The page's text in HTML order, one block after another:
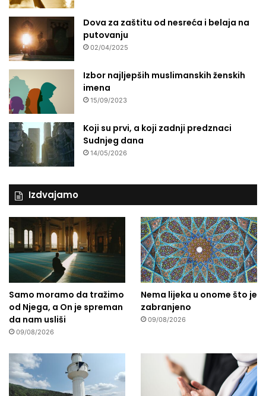
Dova za zaštitu od nesreća i belaja na
putovanju
02/04/2025
Izbor najljepših muslimanskih ženskih
imena
15/09/2023
Koji su prvi, a koji zadnji predznaci
Sudnjeg dana
14/05/2026
Izdvajamo
Samo moramo da tražimo
od Njega, a On je spreman
da nam usliši
09/08/2026
Nema lijeka u onome što je
zabranjeno
09/08/2026